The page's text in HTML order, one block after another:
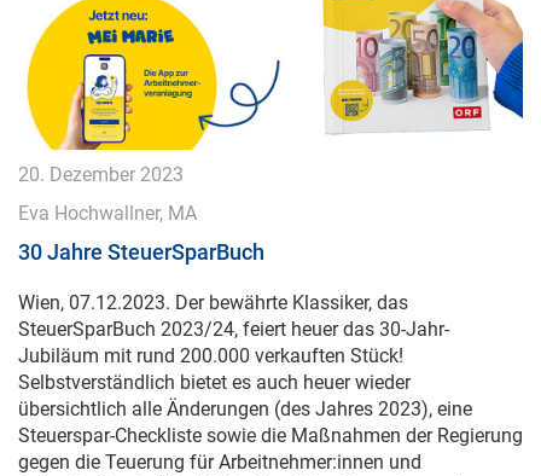
20. Dezember 2023
Eva Hochwallner, MA
30 Jahre SteuerSparBuch
Wien, 07.12.2023. Der bewährte Klassiker, das
SteuerSparBuch 2023/24, feiert heuer das 30-Jahr-
Jubiläum mit rund 200.000 verkauften Stück!
Selbstverständlich bietet es auch heuer wieder
übersichtlich alle Änderungen (des Jahres 2023), eine
Steuerspar-Checkliste sowie die Maßnahmen der Regierung
gegen die Teuerung für Arbeitnehmer:innen und